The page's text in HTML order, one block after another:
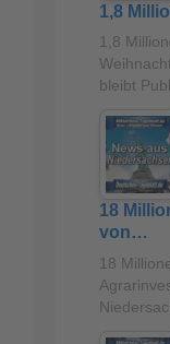
1,8
1,8
bleibt
18
von…
18